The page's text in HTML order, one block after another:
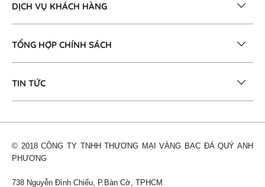
DỊCH VỤ KHÁCH HÀNG
TỔNG HỢP CHÍNH SÁCH
TIN TỨC
© 2018 CÔNG TY TNHH THƯƠNG MẠI VÀNG BẠC ĐÁ QUÝ ANH
PHƯƠNG
738 Nguyễn Đình Chiểu, P.Bàn Cờ, TPHCM